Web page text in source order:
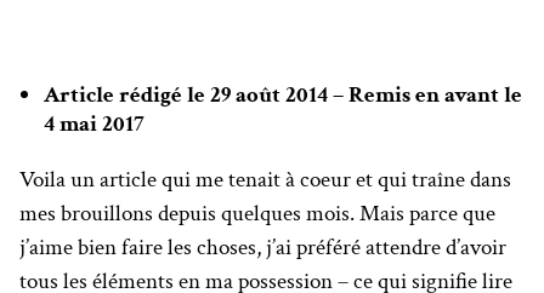
Article rédigé le 29 août 2014 – Remis en avant le
4 mai 2017
Voila un article qui me tenait à coeur et qui traîne dans
mes brouillons depuis quelques mois. Mais parce que
j’aime bien faire les choses, j’ai préféré attendre d’avoir
tous les éléments en ma possession – ce qui signifie lire